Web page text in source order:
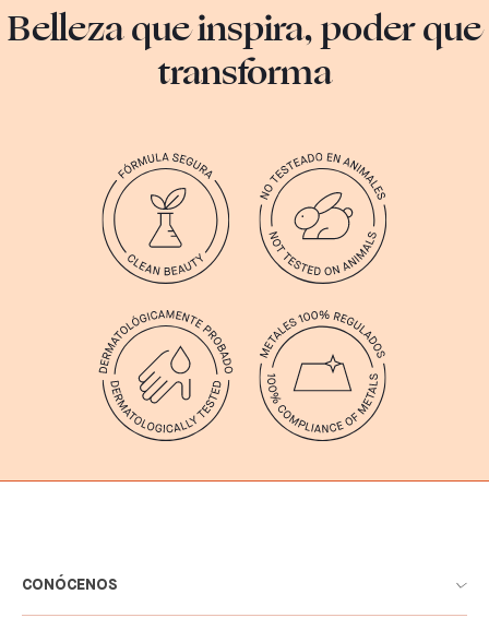
Belleza que inspira, poder que
transforma
CONÓCENOS